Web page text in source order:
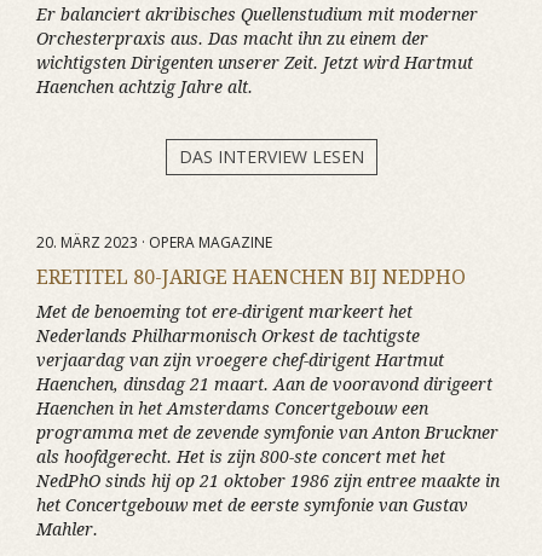
Er balanciert akribisches Quellenstudium mit moderner
Orchesterpraxis aus. Das macht ihn zu einem der
wichtigsten Dirigenten unserer Zeit. Jetzt wird Hartmut
Haenchen achtzig Jahre alt.
DAS INTERVIEW LESEN
20. MÄRZ 2023 · OPERA MAGAZINE
ERETITEL 80-JARIGE HAENCHEN BIJ NEDPHO
Met de benoeming tot ere-dirigent markeert het
Nederlands Philharmonisch Orkest de tachtigste
verjaardag van zijn vroegere chef-dirigent Hartmut
Haenchen, dinsdag 21 maart. Aan de vooravond dirigeert
Haenchen in het Amsterdams Concertgebouw een
programma met de zevende symfonie van Anton Bruckner
als hoofdgerecht. Het is zijn 800-ste concert met het
NedPhO sinds hij op 21 oktober 1986 zijn entree maakte in
het Concertgebouw met de eerste symfonie van Gustav
Mahler.